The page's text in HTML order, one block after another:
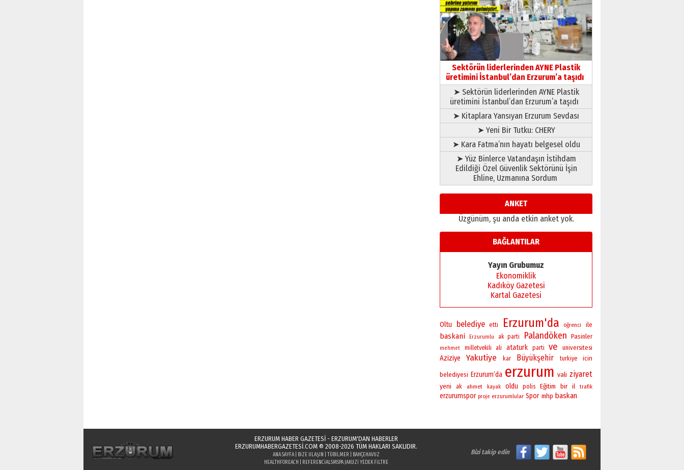
Ardında bıraktığı hatıralarıyla
gönül adamı Faruk Terzioğlu!
13 Mayıs 2026 Çarşamba
Esat BİNDESEN
Başkan Sekmen’den Erzurum’a
bir vizyon proje daha!
02 Ağustos 2026 Pazar
Sektörün liderlerinden AYNE Plastik
üretimini İstanbul’dan Erzurum’a taşıdı
➤ Sektörün liderlerinden AYNE Plastik
üretimini İstanbul’dan Erzurum’a taşıdı
➤ Kitaplara Yansıyan Erzurum Sevdası
➤ Yeni Bir Tutku: CHERY
➤ Kara Fatma’nın hayatı belgesel oldu
➤ Yüz Binlerce Vatandaşın İstihdam
Edildiği Özel Güvenlik Sektörünü İşin
Ehline, Uzmanına Sordum
ANKET
Üzgünüm, şu anda etkin anket yok.
BAĞLANTILAR
Yayın Grubumuz
Ekonomiklik
Kadıköy Gazetesi
Kartal Gazetesi
Oltu belediye etti Erzurum'da öğrenci ile
baskani Erzurumlu ak parti Palandöken Pasinler
mehmet milletvekili ali ataturk parti ve universitesi
Aziziye Yakutiye kar Büyükşehir turkiye icin
belediyesi Erzurum’da erzurum vali ziyaret
yeni ak ahmet kayak oldu polis Eğitim bir il trafik
erzurumspor proje erzurumlular Spor mhp baskan
ERZURUM HABER GAZETESİ - ERZURUM'DAN HABERLER
ERZURUMHABERGAZETESI.COM© 2008-2026 TÜM HAKLARI SAKLIDIR.
ANA SAYFA| BIZE ULAŞIN TÜBILMER
BAHÇEHAVUZ
HEALTHFOREACH
REFERENCIALSMSPA JAKUZI YEDEK FILTRE
Bizi takip edin